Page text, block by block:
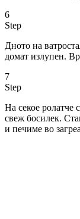
6
Step
Дното на
домат излупен.
7
Step
На секое ролатче
свеж босилек.
и печиме во